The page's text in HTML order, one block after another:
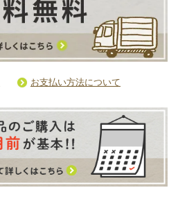
お支払い方法について